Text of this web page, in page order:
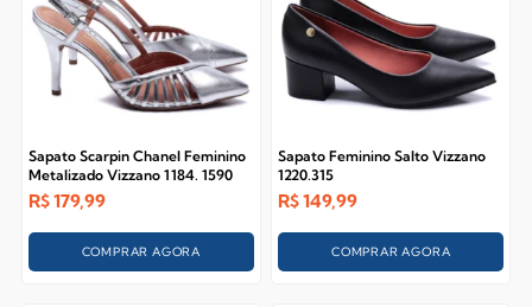
Sapato Scarpin Chanel Feminino
Metalizado Vizzano 1184. 1590
R$179,99
COMPRAR AGORA
Sapato Feminino Salto Vizzano
1220.315
R$149,99
COMPRAR AGORA